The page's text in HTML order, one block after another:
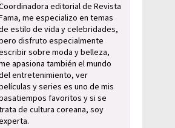
editorial de Revista
me especializo en temas
estilo de vida y celebridades,
disfruto especialmente
sobre moda y belleza,
apasiona también el mundo
entretenimiento, ver
y series es uno de mis
favoritos y si se
de cultura coreana, soy